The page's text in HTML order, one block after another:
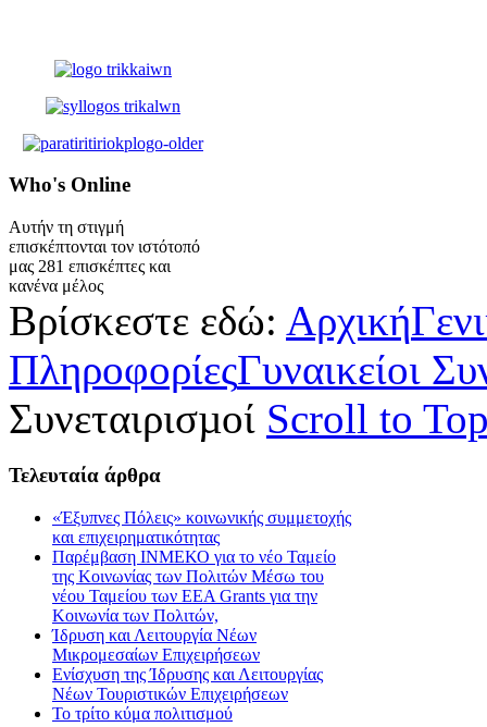
Who's Online
Αυτήν τη στιγμή
επισκέπτονται τον ιστότοπό
μας 281 επισκέπτες και
κανένα μέλος
Βρίσκεστε εδώ: Αρχική
ΠληροφορίεςΓυναικείοι
Συνεταιρισµοί Scroll to
Τελευταία άρθρα
«Έξυπνες Πόλεις» κοινωνικής συμμετοχής
και επιχειρηματικότητας
Παρέμβαση ΙΝΜΕΚΟ για το νέο Ταμείο
της Κοινωνίας των Πολιτών Μέσω του
νέου Ταμείου των ΕΕΑ Grants για την
Κοινωνία των Πολιτών,
Ίδρυση και Λειτουργία Νέων
Μικρομεσαίων Επιχειρήσεων
Ενίσχυση της Ίδρυσης και Λειτουργίας
Νέων Τουριστικών Επιχειρήσεων
Το τρίτο κύμα πολιτισμού